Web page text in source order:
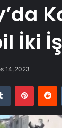
İki
14, 2023
Tumblr Pinterest